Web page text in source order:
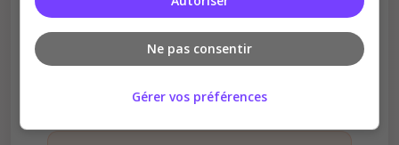
Récompenses possibles
Certains serveurs offrent des bonus aux
votants
Ne pas consentir
Gérer vos préférences